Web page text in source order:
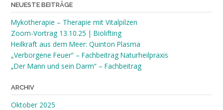
NEUESTE BEITRÄGE
Mykotherapie – Therapie mit Vitalpilzen
Zoom-Vortrag 13.10.25 | Biolifting
Heilkraft aus dem Meer: Quinton Plasma
„Verborgene Feuer“ – Fachbeitrag Naturheilpraxis
„Der Mann und sein Darm“ – Fachbeitrag
ARCHIV
Oktober 2025